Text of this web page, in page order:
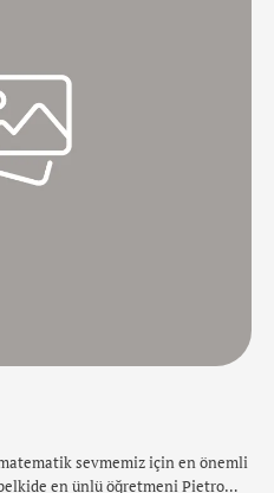
sevmemiz için en önemli
en ünlü öğretmeni Pietro